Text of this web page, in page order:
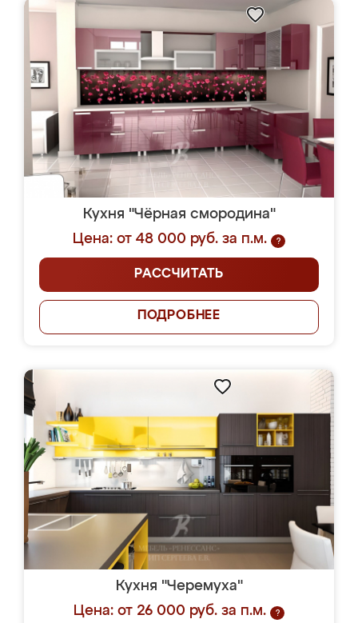
Кухня "Чёрная смородина"
Цена: от 48 000 руб. за п.м.
?
РАССЧИТАТЬ
ПОДРОБНЕЕ
Кухня "Черемуха"
Цена: от 26 000 руб. за п.м.
?